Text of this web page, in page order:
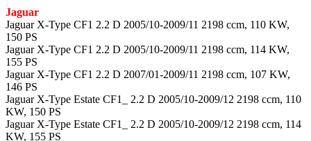
Jaguar
Jaguar X-Type CF1 2.2 D 2005/10-2009/11 2198 ccm, 110 KW,
150 PS
Jaguar X-Type CF1 2.2 D 2005/10-2009/11 2198 ccm, 114 KW,
155 PS
Jaguar X-Type CF1 2.2 D 2007/01-2009/11 2198 ccm, 107 KW,
146 PS
Jaguar X-Type Estate CF1_ 2.2 D 2005/10-2009/12 2198 ccm, 110
KW, 150 PS
Jaguar X-Type Estate CF1_ 2.2 D 2005/10-2009/12 2198 ccm, 114
KW, 155 PS